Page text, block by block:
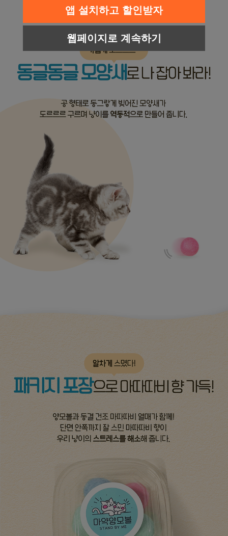
앱 설치하고 할인받자
웹페이지로 계속하기